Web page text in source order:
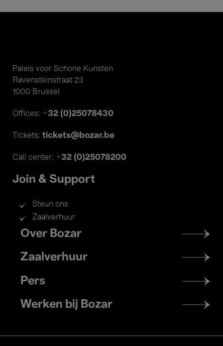
Paleis voor Schone Kunsten
Ravensteinstraat 23
1000 Brussel
Offices: +32 (0)25078430
Tickets: tickets@bozar.be
Call center: +32 (0)25078200
Join & Support
Steun ons
Zaalverhuur
Footer
menu
Over Bozar
Zaalverhuur
Pers
Werken bij Bozar